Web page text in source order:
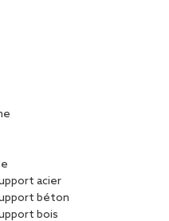
acier
béton
bois
min